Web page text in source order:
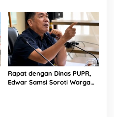
Rapat dengan Dinas PUPR,
Edwar Samsi Soroti Warga